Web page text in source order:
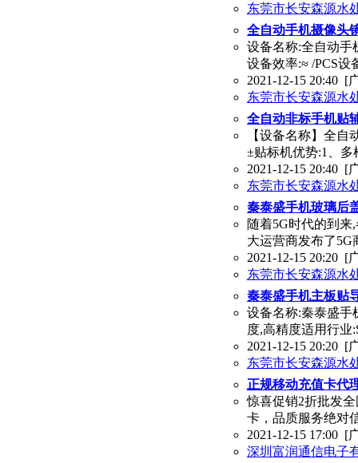
东莞市长安森源水
全自动手机摄像头
设备名称:全自动手
设备效率:≈ /PCS设
2021-12-15 20:40 [
东莞市长安森源水
全自动非标手机贴
【设备名称】全
±贴标机优势:1、
2021-12-15 20:40 [
东莞市长安森源水
秦泰盛手机玻璃后
随着5G时代的到
大运营商发布了5G
2021-12-15 20:20 [
东莞市长安森源水
秦泰盛手机主板贴
设备名称:秦泰盛手
度,高精度适用行业
2021-12-15 20:20 [
东莞市长安森源水
正规移动充值卡代
惊喜促销2折批发
卡，品质服务绝对
2021-12-15 17:00 [
深圳富润通信电子